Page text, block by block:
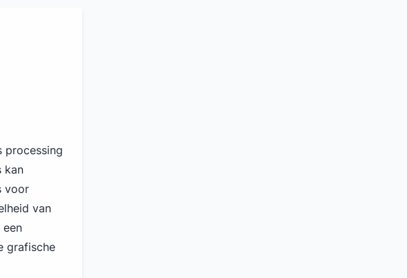
processing
kan
voor
van
een
grafische